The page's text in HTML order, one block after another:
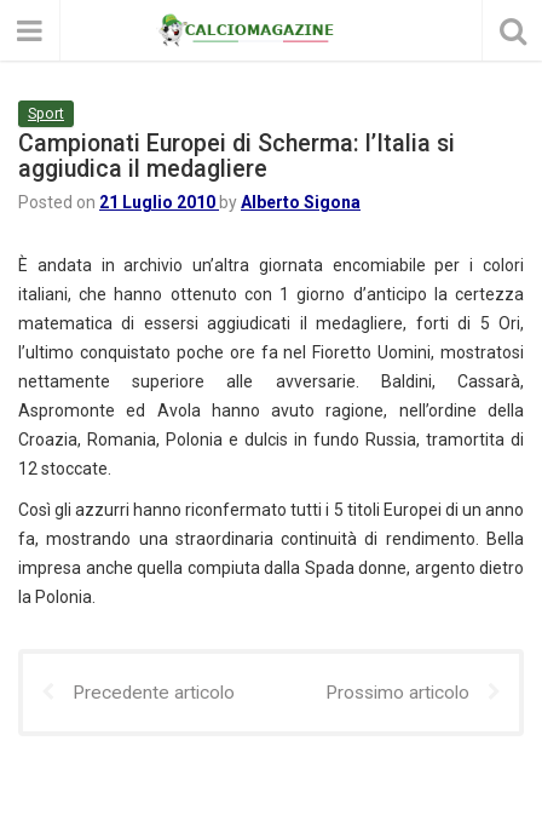
Sport
Campionati Europei di Scherma: l’Italia si
aggiudica il medagliere
Posted on 21 Luglio 2010 byAlberto Sigona
È andata in archivio un’altra giornata encomiabile per i colori
italiani, che hanno ottenuto con 1 giorno d’anticipo la certezza
matematica di essersi aggiudicati il medagliere, forti di 5 Ori,
l’ultimo conquistato poche ore fa nel Fioretto Uomini, mostratosi
nettamente superiore alle avversarie. Baldini, Cassarà,
Aspromonte ed Avola hanno avuto ragione, nell’ordine della
Croazia, Romania, Polonia e dulcis in fundo Russia, tramortita di
12 stoccate.
Così gli azzurri hanno riconfermato tutti i 5 titoli Europei di un anno
fa, mostrando una straordinaria continuità di rendimento. Bella
impresa anche quella compiuta dalla Spada donne, argento dietro
la Polonia.
Precedente articolo Prossimo articolo